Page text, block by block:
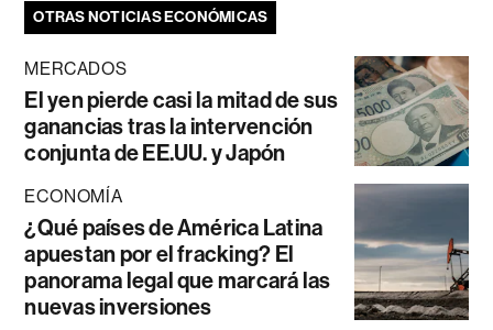
OTRAS NOTICIAS ECONÓMICAS
MERCADOS
El yen pierde casi la mitad de sus
ganancias tras la intervención
conjunta de EE.UU. y Japón
ECONOMÍA
¿Qué países de América Latina
apuestan por el fracking? El
panorama legal que marcará las
nuevas inversiones